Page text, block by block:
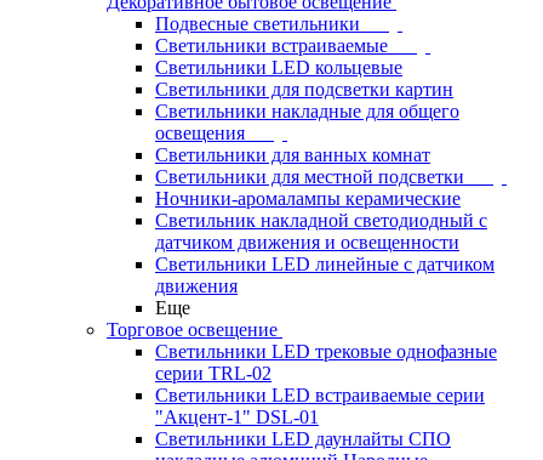
Подвесные светильники
Светильники встраиваемые
Светильники LED кольцевые
Светильники для подсветки картин
Светильники накладные для общего
освещения
Светильники для ванных комнат
Светильники для местной подсветки
Ночники-аромалампы керамические
Светильник накладной светодиодный с
датчиком движения и освещенности
Светильники LED линейные с датчиком
движения
Еще
Торговое освещение
Светильники LED трековые однофазные
серии TRL-02
Светильники LED встраиваемые серии
"Акцент-1" DSL-01
Светильники LED даунлайты СПО